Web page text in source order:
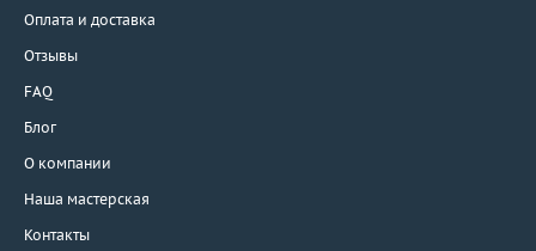
Оплата и доставка
Отзывы
FAQ
Блог
О компании
Наша мастерская
Контакты